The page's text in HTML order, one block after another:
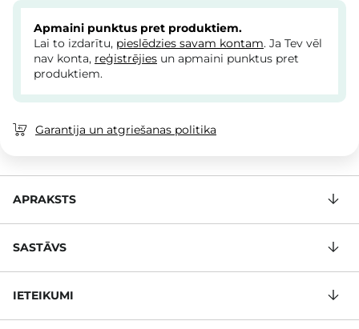
Apmaini punktus pret produktiem.
Lai to izdarītu, pieslēdzies savam kontam. Ja Tev vēl
nav konta, reģistrējies un apmaini punktus pret
produktiem.
Garantija un atgriešanas politika
APRAKSTS
SASTĀVS
IETEIKUMI